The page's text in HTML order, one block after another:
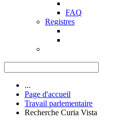
FAQ
Registres
...
Page d'accueil
Travail parlementaire
Recherche Curia Vista